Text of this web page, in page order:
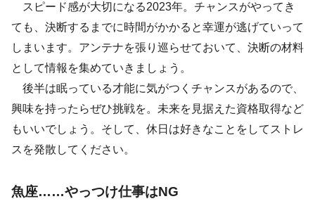
スピード感が大切になる2023年。チャンスがやってき
ても、決断するまでに時間がかかると幸運が逃げていって
しまいます。アンテナを張り巡らせておいて、決断の材料
として情報を集めていきましょう。
後半は眠っている才能に気がつくチャンスがあるので、
興味を持ったらぜひ挑戦を。未来を見据えた資格取得など
もいいでしょう。そして、休日は好きなことをしてストレ
スを発散してください。
魚座……やっつけ仕事はNG